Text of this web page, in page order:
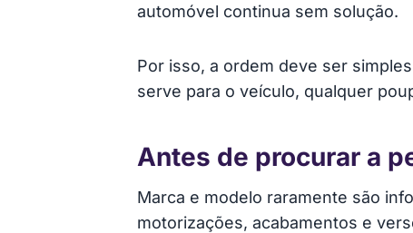
automóvel continua sem solução.
Por isso, a ordem deve ser
serve para o veículo, qualquer
Antes de procurar a
Marca e modelo raramente são
motorizações, acabamentos e